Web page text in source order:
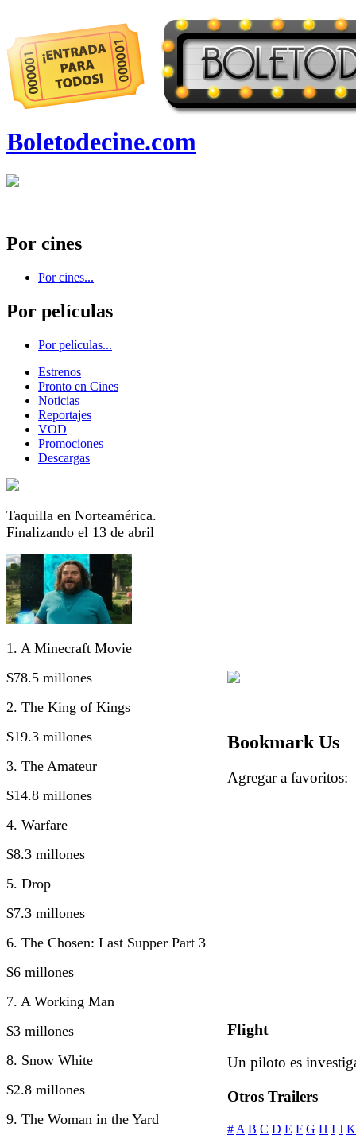
Boletodecine.com
Por cines
Por cines...
Por películas
Por películas...
Estrenos
Pronto en Cines
Noticias
Reportajes
VOD
Promociones
Descargas
Taquilla en Norteamérica.
Finalizando el 13 de abril
1. A Minecraft Movie
$78.5 millones
2. The King of Kings
$19.3 millones
3. The Amateur
$14.8 millones
4. Warfare
$8.3 millones
5. Drop
$7.3 millones
6. The Chosen: Last Supper Part 3
$6 millones
7. A Working Man
$3 millones
8. Snow White
$2.8 millones
9. The Woman in the Yard
Bookmark Us
Agregar a
Flight
Un piloto es
Otros Trailers
# A B C D E F G H I J K